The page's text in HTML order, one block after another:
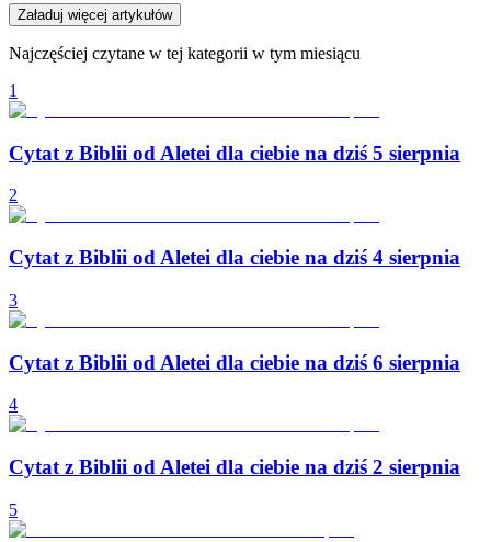
Załaduj więcej artykułów
Najczęściej czytane w tej kategorii w tym miesiącu
1
Cytat z Biblii od Aletei dla ciebie na dziś 5 sierpnia
2
Cytat z Biblii od Aletei dla ciebie na dziś 4 sierpnia
3
Cytat z Biblii od Aletei dla ciebie na dziś 6 sierpnia
4
Cytat z Biblii od Aletei dla ciebie na dziś 2 sierpnia
5